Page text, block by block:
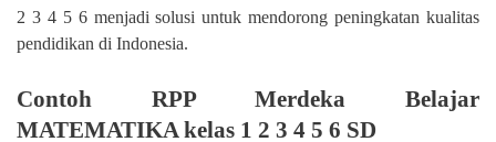
2 3 4 5 6 menjadi solusi untuk mendorong peningkatan kualitas
pendidikan di Indonesia.
Contoh RPP Merdeka Belajar
MATEMATIKA kelas 1 2 3 4 5 6 SD